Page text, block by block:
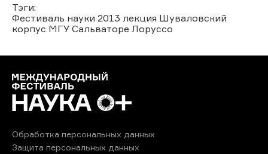
Тэги:
Фестиваль науки 2013 лекция Шуваловский
корпус МГУ Сальваторе Лоруссо
Обработка персональных данных
Защита персональных данных